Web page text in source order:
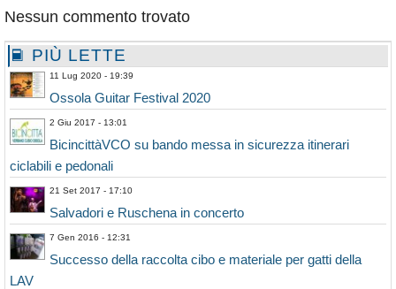
Nessun commento trovato
PIÙ LETTE
11 Lug 2020 - 19:39
Ossola Guitar Festival 2020
2 Giu 2017 - 13:01
BicincittàVCO su bando messa in sicurezza itinerari
ciclabili e pedonali
21 Set 2017 - 17:10
Salvadori e Ruschena in concerto
7 Gen 2016 - 12:31
Successo della raccolta cibo e materiale per gatti della
LAV